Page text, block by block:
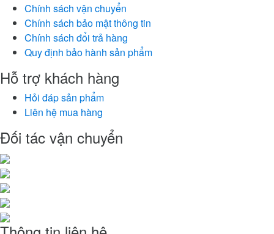
Chính sách vận chuyển
Chính sách bảo mật thông tin
Chính sách đổi trả hàng
Quy định bảo hành sản phẩm
Hỗ trợ khách hàng
Hỏi đáp sản phẩm
Liên hệ mua hàng
Đối tác vận chuyển